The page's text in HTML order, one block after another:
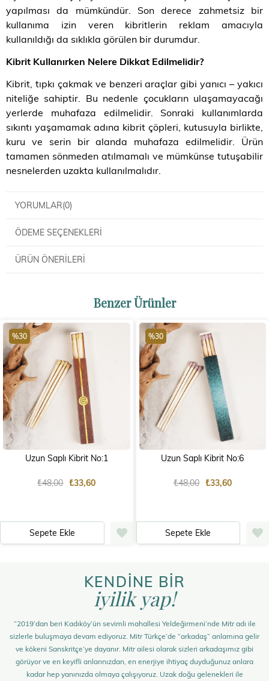
yapılması da mümkündür. Son derece zahmetsiz bir
kullanıma izin veren kibritlerin reklam amacıyla
kullanıldığı da sıklıkla görülen bir durumdur.
Kibrit Kullanırken Nelere Dikkat Edilmelidir?
Kibrit, tıpkı çakmak ve benzeri araçlar gibi yanıcı – yakıcı
niteliğe sahiptir. Bu nedenle çocukların ulaşamayacağı
yerlerde muhafaza edilmelidir. Sonraki kullanımlarda
sıkıntı yaşamamak adına kibrit çöpleri, kutusuyla birlikte,
kuru ve serin bir alanda muhafaza edilmelidir. Ürün
tamamen sönmeden atılmamalı ve mümkünse tutuşabilir
nesnelerden uzakta kullanılmalıdır.
YORUMLAR(0)
ÖDEME SEÇENEKLERI
ÜRÜN ÖNERILERI
Benzer Ürünler
Uzun Saplı Kibrit No:1
₺33,60
₺48,00
Sepete Ekle
%30
Uzun Saplı Kibrit No:6
₺33,60
₺48,00
Sepete Ekle
%30
KENDİNE BİR
iyilik yap!
“2019’dan beri Kadıköy’ün sevimli mahallesi Yeldeğirmeni’nde Mitr adı ile
sizlerle buluşmaya devam ediyoruz. Mitr Türkçe’de “arkadaş” anlamına gelir
ve kökeni Sanskritçe’ye dayanır. Mitr ailesi olarak sizleri arkadaşımız gibi
görüyor ve en keyifli anlarınızdan, en enerjiye ihtiyaç duyduğunuz anlara
kadar hep yanınızda olmaya çalışıyoruz. Uzak doğu gelenekleri ile